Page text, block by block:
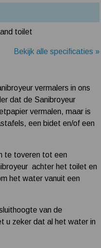
toilet
Bekijk alle specificaties »
vermalers in ons
dat de Sanibroyeur
vermalen, maar is
een bidet en/of een
te toveren tot een
achter het toilet en
het water vanuit een
van de
u zeker dat al het water in